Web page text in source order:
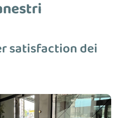
satisfaction dei